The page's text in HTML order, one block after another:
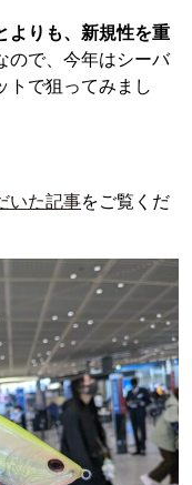
よりも、新規性を重
ので、今年はシーバ
トで狙ってみまし
いた記事をご覧くだ